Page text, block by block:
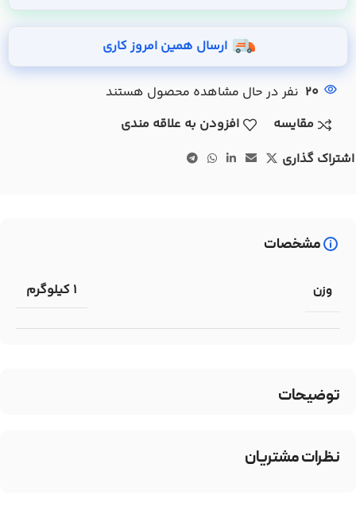
ارسال همین امروز کاری
20 نفر در حال مشاهده محصول هستند
مقایسه
افزودن به علاقه مندی
اشتراک گذاری
توضیحات
مشخصات
وزن 1 کیلوگرم
نظرات مشتریان